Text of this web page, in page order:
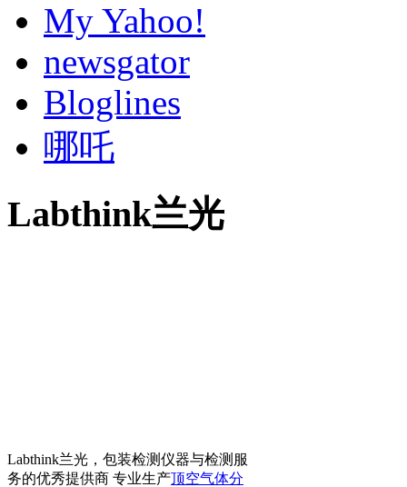
My Yahoo!
newsgator
Bloglines
哪吒
Labthink兰光
Labthink兰光，包装检测仪器与检测服
务的优秀提供商 专业生产顶空气体分